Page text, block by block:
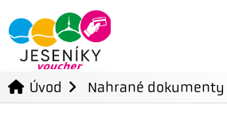
Úvod Nahrané dokumenty